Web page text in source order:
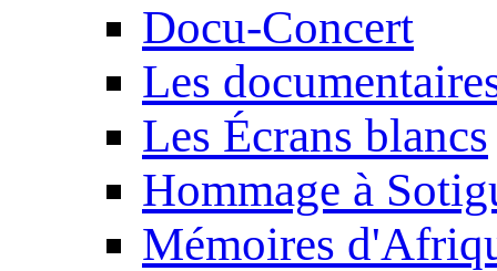
Docu-Concert
Les
Les Écrans blancs
Hommage à
Mémoires